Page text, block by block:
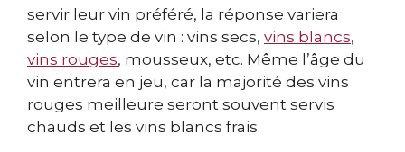
servir leur vin préféré, la réponse variera
selon le type de vin : vins secs, vins blancs,
vins rouges, mousseux, etc. Même l’âge du
vin entrera en jeu, car la majorité des vins
rouges meilleure seront souvent servis
chauds et les vins blancs frais.